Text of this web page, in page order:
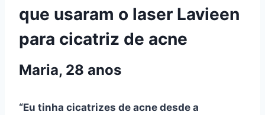
que usaram o laser Lavieen
para cicatriz de acne
Maria, 28 anos
“Eu tinha cicatrizes de acne desde a